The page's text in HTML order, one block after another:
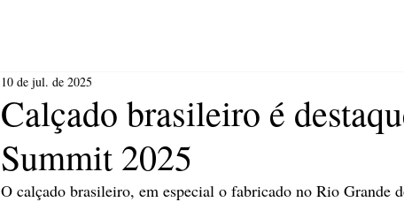
Calçado brasileiro é
Summit 2025
10 de jul. de 2025
O calçado brasileiro, em especial o fabricado no Rio Grande